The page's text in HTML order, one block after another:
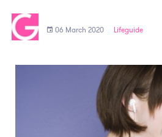
06 March 2020 Lifeguide